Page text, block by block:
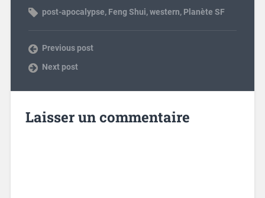
post-apocalypse, Feng Shui,western, Planète SF
Previous post
Next post
Laisser un commentaire